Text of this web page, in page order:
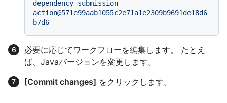
dependency-submission-
action@571e99aab1055c2e71a1e2309b9691de18d6
b7d6
必要に応じてワークフローを編集します。 たとえ
ば、Javaバージョンを変更します。
[Commit changes] をクリックします。